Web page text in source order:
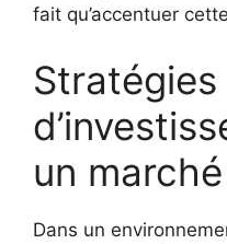
fait qu’accentuer
Stratégies
un
Dans un